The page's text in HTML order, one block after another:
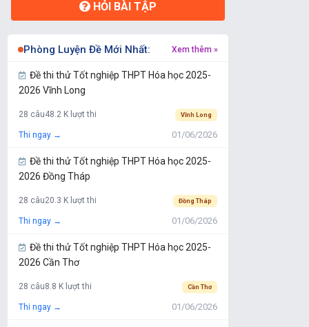
HỎI BÀI TẬP
Phòng Luyện Đề Mới Nhất: Xem thêm »
Đề thi thử Tốt nghiệp THPT Hóa học 2025-
2026 Vĩnh Long
28 câu48.2 K lượt thi Vĩnh Long
Thi ngay → 01/06/2026
Đề thi thử Tốt nghiệp THPT Hóa học 2025-
2026 Đồng Tháp
28 câu20.3 K lượt thi Đồng Tháp
Thi ngay → 01/06/2026
Đề thi thử Tốt nghiệp THPT Hóa học 2025-
2026 Cần Thơ
28 câu8.8 K lượt thi Cần Thơ
Thi ngay → 01/06/2026